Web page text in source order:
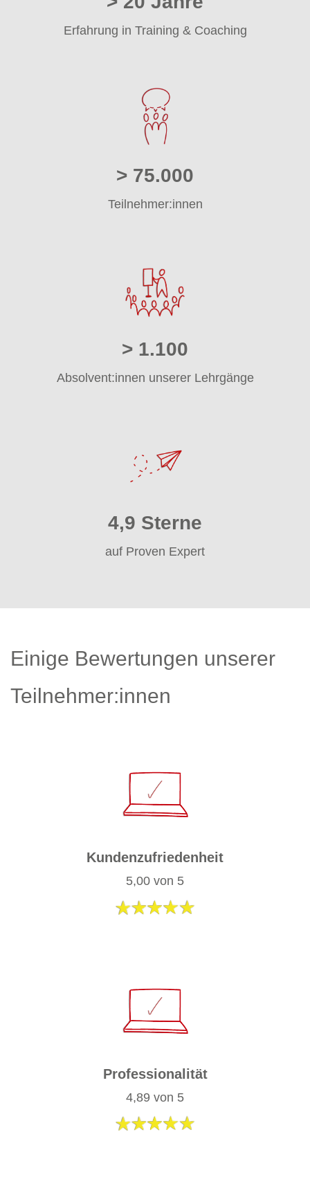
Erfahrung in Training & Coaching
> 75.000
Teilnehmer:innen
> 1.100
Absolvent:innen unserer Lehrgänge
4,9 Sterne
auf Proven Expert
Einige Bewertungen unserer
Teilnehmer:innen
Kundenzufriedenheit
​5,00 von 5
Professionalität
​4,89 von 5